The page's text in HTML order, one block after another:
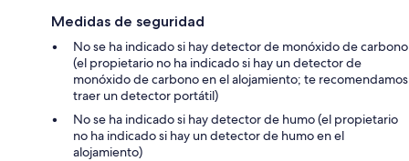
Medidas de seguridad
No se ha indicado si hay detector de monóxido de carbono
(el propietario no ha indicado si hay un detector de
monóxido de carbono en el alojamiento; te recomendamos
traer un detector portátil)
No se ha indicado si hay detector de humo (el propietario
no ha indicado si hay un detector de humo en el
alojamiento)